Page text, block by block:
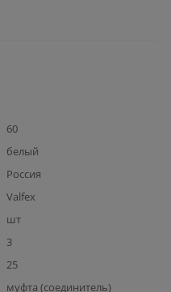
60
белый
Россия
Valfex
шт
3
25
муфта (соединитель)